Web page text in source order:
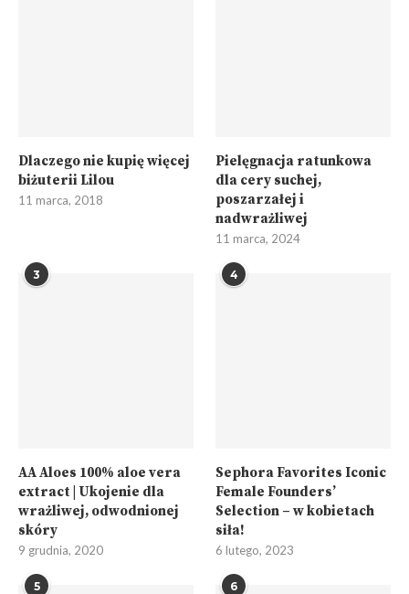
Dlaczego nie kupię więcej
biżuterii Lilou
11 marca, 2018
Pielęgnacja ratunkowa
dla cery suchej,
poszarzałej i
nadwrażliwej
11 marca, 2024
3
AA Aloes 100% aloe vera
extract | Ukojenie dla
wrażliwej, odwodnionej
skóry
9 grudnia, 2020
4
Sephora Favorites Iconic
Female Founders’
Selection – w kobietach
siła!
6 lutego, 2023
5 6